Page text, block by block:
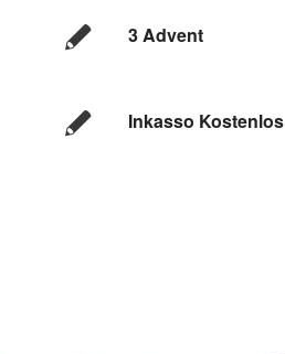
3 Advent
Inkasso Kostenlos